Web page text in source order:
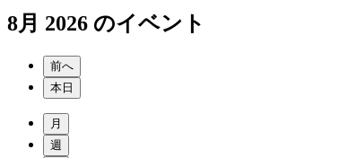
8月 2026 のイベント
前へ
本日
月
週